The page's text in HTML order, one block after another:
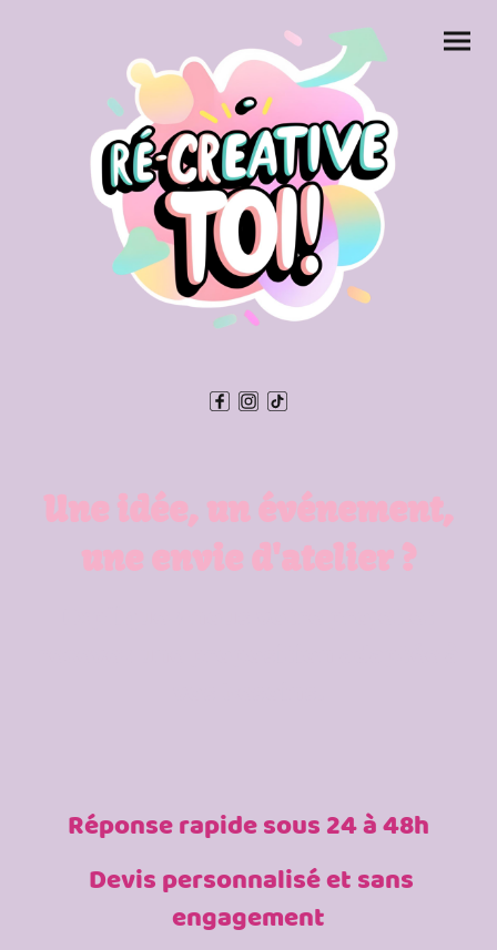
Une idée, un événement,
une envie d'atelier ?
Réponse rapide sous 24 à 48h
Devis personnalisé et sans
engagement